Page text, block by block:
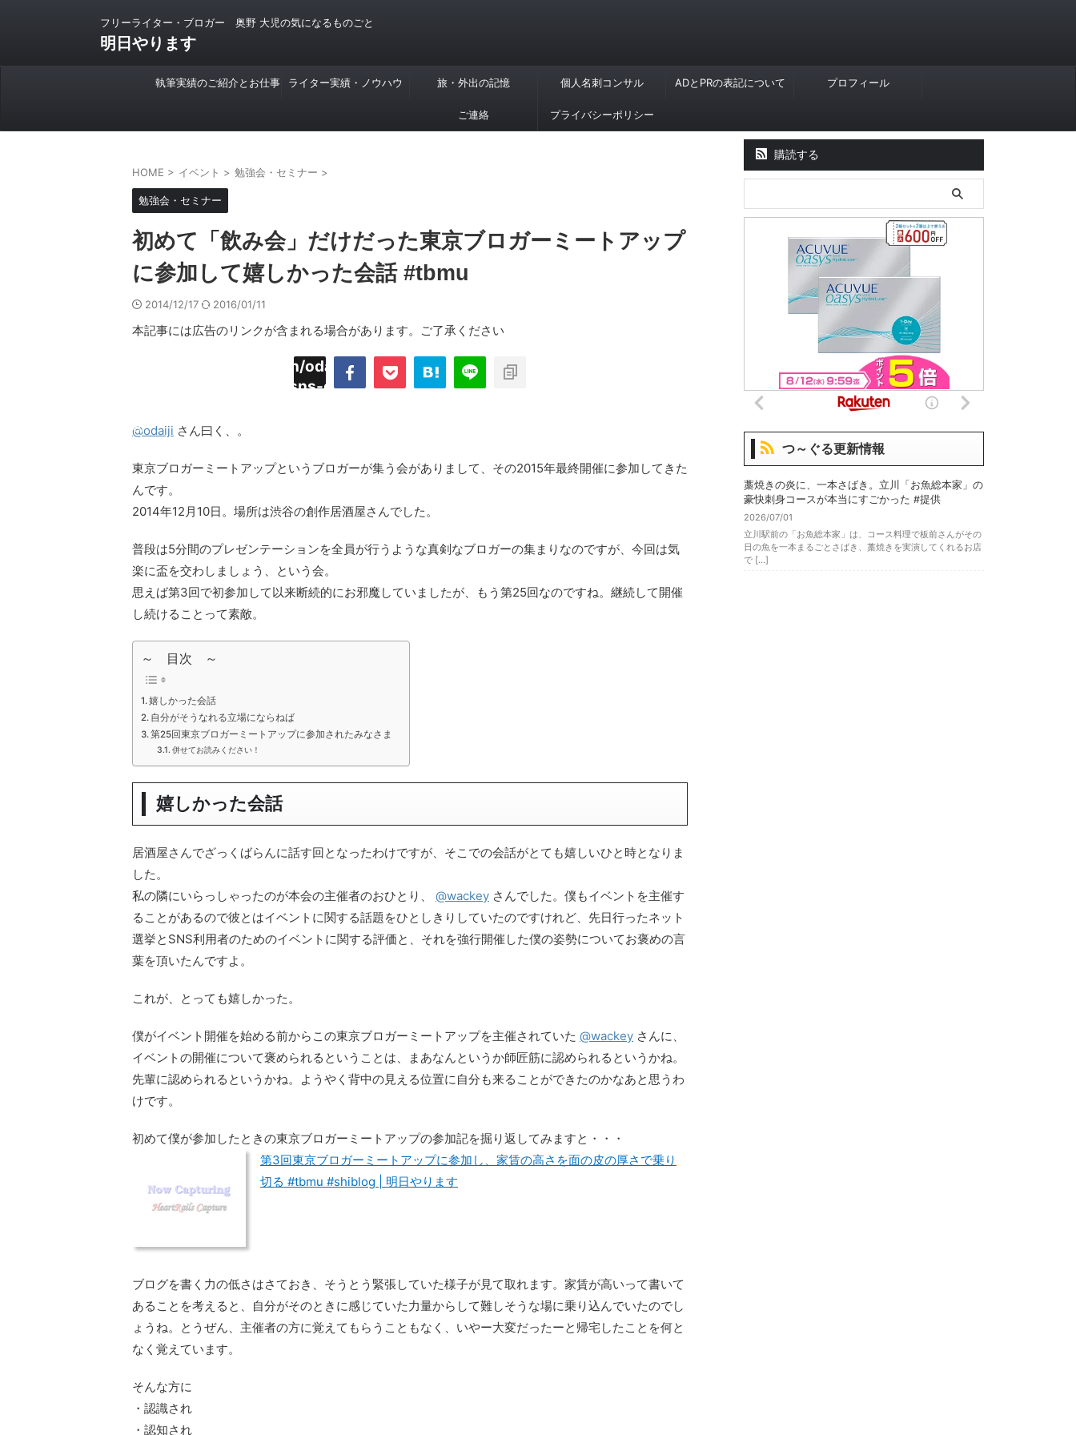
フリーライター・ブロガー 奥野 大児の気になるものごと
明日やります
執筆実績のご紹介とお仕事 ライター実績・ノウハウ 旅・外出の記憶 個人名刺コンサル ADとPRの表記について プロフィール
ご連絡 プライバシーポリシー
HOME > イベント > 勉強会・セミナー >
勉強会・セミナー
初めて「飲み会」だけだった東京ブロガーミートアップ
に参加して嬉しかった会話 #tbmu
2014/12/17 2016/01/11
本記事には広告のリンクが含まれる場合があります。ご了承ください
"Twitter"
/home/daimyoojin/odaiji.com/public_html/blog/wp-
content/plugins/sns-count-cache/sns-count-
@odaiji さん曰く、。
東京ブロガーミートアップというブロガーが集う会がありまして、その2015年最終開催に参加してきた
んです。
2014年12月10日。場所は渋谷の創作居酒屋さんでした。
普段は5分間のプレゼンテーションを全員が行うような真剣なブロガーの集まりなのですが、今回は気
楽に盃を交わしましょう、という会。
思えば第3回で初参加して以来断続的にお邪魔していましたが、もう第25回なのですね。継続して開催
し続けることって素敵。
～ 目次 ～
嬉しかった会話
自分がそうなれる立場にならねば
第25回東京ブロガーミートアップに参加されたみなさま
併せてお読みください！
嬉しかった会話
居酒屋さんでざっくばらんに話す回となったわけですが、そこでの会話がとても嬉しいひと時となりま
した。
私の隣にいらっしゃったのが本会の主催者のおひとり、 @wackey さんでした。僕もイベントを主催す
ることがあるので彼とはイベントに関する話題をひとしきりしていたのですけれど、先日行ったネット
選挙とSNS利用者のためのイベントに関する評価と、それを強行開催した僕の姿勢についてお褒めの言
葉を頂いたんですよ。
これが、とっても嬉しかった。
僕がイベント開催を始める前からこの東京ブロガーミートアップを主催されていた @wackey さんに、
イベントの開催について褒められるということは、まあなんというか師匠筋に認められるというかね。
先輩に認められるというかね。ようやく背中の見える位置に自分も来ることができたのかなあと思うわ
けです。
初めて僕が参加したときの東京ブロガーミートアップの参加記を掘り返してみますと・・・
第3回東京ブロガーミートアップに参加し、家賃の高さを面の皮の厚さで乗り
切る #tbmu #shiblog | 明日やります
ブログを書く力の低さはさておき、そうとう緊張していた様子が見て取れます。家賃が高いって書いて
あることを考えると、自分がそのときに感じていた力量からして難しそうな場に乗り込んでいたのでし
ょうね。とうぜん、主催者の方に覚えてもらうこともなく、いやー大変だったーと帰宅したことを何と
なく覚えています。
そんな方に
・認識され
・認知され
購読する
つ～ぐる更新情報
藁焼きの炎に、一本さばき。立川「お魚総本家」の
豪快刺身コースが本当にすごかった #提供
2026/07/01
立川駅前の「お魚総本家」は、コース料理で板前さんがその
日の魚を一本まるごとさばき、藁焼きを実演してくれるお店
で […]